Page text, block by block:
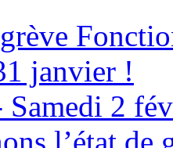
janvier !
Samedi 2
l’état de